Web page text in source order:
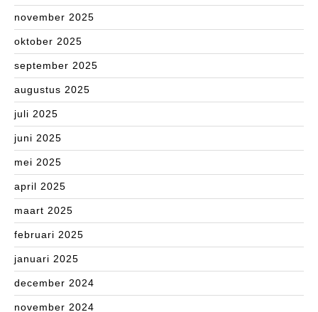
november 2025
oktober 2025
september 2025
augustus 2025
juli 2025
juni 2025
mei 2025
april 2025
maart 2025
februari 2025
januari 2025
december 2024
november 2024